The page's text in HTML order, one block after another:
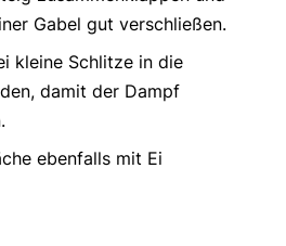
Gabel gut verschließen.
kleine Schlitze in die
damit der Dampf
ebenfalls mit Ei